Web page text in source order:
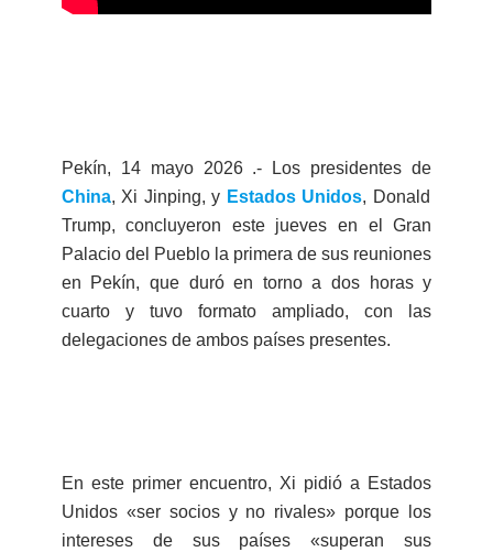
Pekín, 14 mayo 2026 .- Los presidentes de
China, Xi Jinping, y Estados Unidos, Donald
Trump, concluyeron este jueves en el Gran
Palacio del Pueblo la primera de sus reuniones
en Pekín, que duró en torno a dos horas y
cuarto y tuvo formato ampliado, con las
delegaciones de ambos países presentes.
En este primer encuentro, Xi pidió a Estados
Unidos «ser socios y no rivales» porque los
intereses de sus países «superan sus